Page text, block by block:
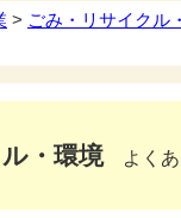
> ごみ・リサイクル
・環境よくあ